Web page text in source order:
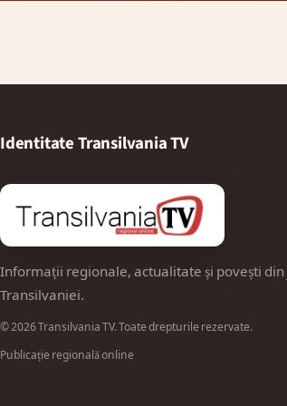
Identitate Transilvania TV
Informații regionale, actualitate și povești
Transilvaniei.
© 2026 Transilvania TV. Toate drepturile rezervate.
Publicație regională online